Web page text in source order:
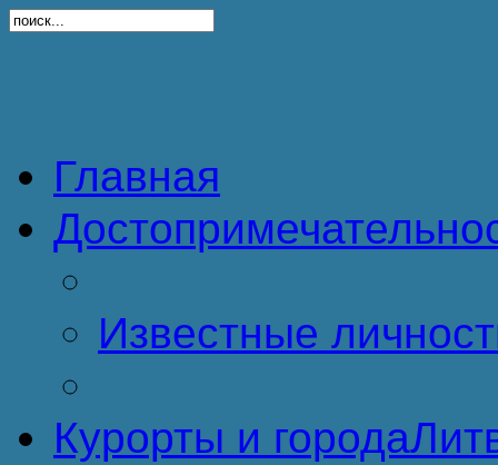
Главная
Известные
Курорты и города